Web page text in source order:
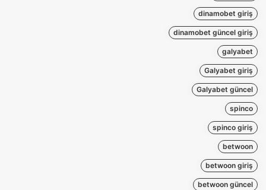
dinamobet giriş
dinamobet güncel giriş
galyabet
Galyabet giriş
Galyabet güncel
spinco
spinco giriş
betwoon
betwoon giriş
betwoon güncel